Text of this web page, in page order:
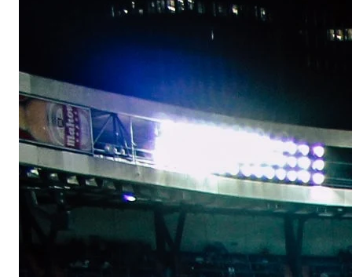
Bélgica
Nederlands FrançaisDeutsch English
Brasil
PortuguêsEnglish
Bulgária
English
Canadá
EnglishFrançais
China continental